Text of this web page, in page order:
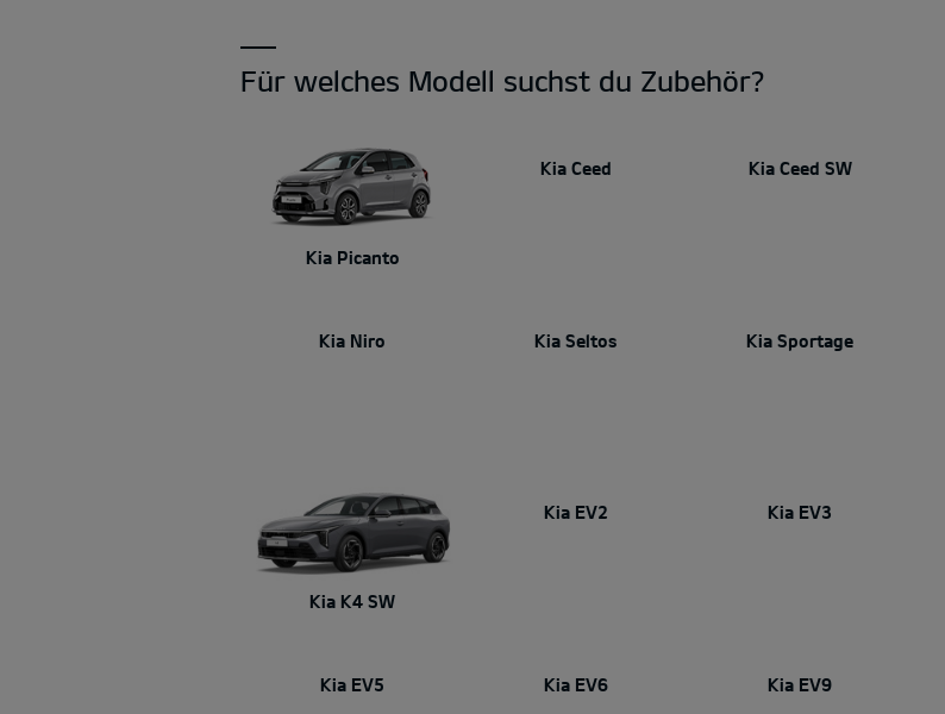
Für welches Modell suchst du Zubehör?
Kia Picanto
Kia Ceed Kia Ceed SW
Kia Niro Kia Seltos Kia Sportage
Kia K4 SW
Kia EV2 Kia EV3
Kia EV5 Kia EV6 Kia EV9